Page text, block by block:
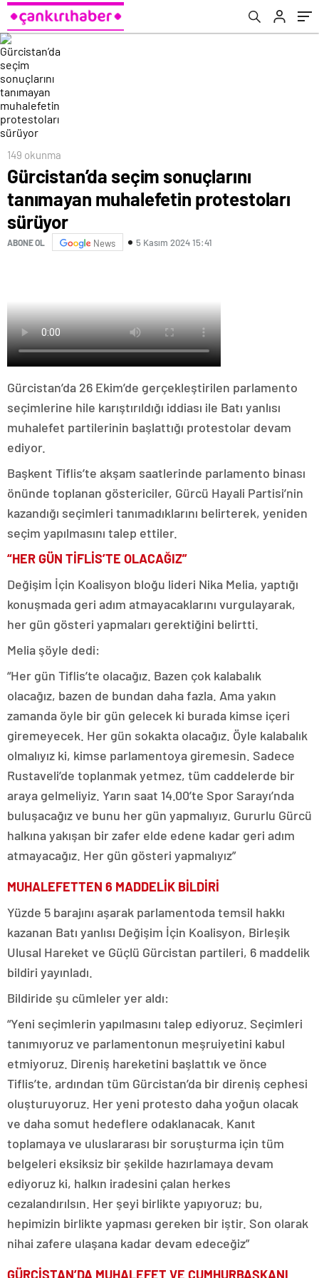
149 okunma
Gürcistan’da seçim sonuçlarını
tanımayan muhalefetin protestoları
sürüyor
ABONE OL News 5 Kasım 2024 15:41
Gürcistan’da 26 Ekim’de gerçekleştirilen parlamento
seçimlerine hile karıştırıldığı iddiası ile Batı yanlısı
muhalefet partilerinin başlattığı protestolar devam
ediyor.
Başkent Tiflis’te akşam saatlerinde parlamento binası
önünde toplanan göstericiler, Gürcü Hayali Partisi’nin
kazandığı seçimleri tanımadıklarını belirterek, yeniden
seçim yapılmasını talep ettiler.
“HER GÜN TİFLİS’TE OLACAĞIZ”
Değişim İçin Koalisyon bloğu lideri Nika Melia, yaptığı
konuşmada geri adım atmayacaklarını vurgulayarak,
her gün gösteri yapmaları gerektiğini belirtti.
Melia şöyle dedi:
“Her gün Tiflis’te olacağız. Bazen çok kalabalık
olacağız, bazen de bundan daha fazla. Ama yakın
zamanda öyle bir gün gelecek ki burada kimse içeri
giremeyecek. Her gün sokakta olacağız. Öyle kalabalık
olmalıyız ki, kimse parlamentoya giremesin. Sadece
Rustaveli’de toplanmak yetmez, tüm caddelerde bir
araya gelmeliyiz. Yarın saat 14.00’te Spor Sarayı’nda
buluşacağız ve bunu her gün yapmalıyız. Gururlu Gürcü
halkına yakışan bir zafer elde edene kadar geri adım
atmayacağız. Her gün gösteri yapmalıyız”
MUHALEFETTEN 6 MADDELİK BİLDİRİ
Yüzde 5 barajını aşarak parlamentoda temsil hakkı
kazanan Batı yanlısı Değişim İçin Koalisyon, Birleşik
Ulusal Hareket ve Güçlü Gürcistan partileri, 6 maddelik
bildiri yayınladı.
Bildiride şu cümleler yer aldı:
“Yeni seçimlerin yapılmasını talep ediyoruz. Seçimleri
tanımıyoruz ve parlamentonun meşruiyetini kabul
etmiyoruz. Direniş hareketini başlattık ve önce
Tiflis’te, ardından tüm Gürcistan’da bir direniş cephesi
oluşturuyoruz. Her yeni protesto daha yoğun olacak
ve daha somut hedeflere odaklanacak. Kanıt
toplamaya ve uluslararası bir soruşturma için tüm
belgeleri eksiksiz bir şekilde hazırlamaya devam
ediyoruz ki, halkın iradesini çalan herkes
cezalandırılsın. Her şeyi birlikte yapıyoruz; bu,
hepimizin birlikte yapması gereken bir iştir. Son olarak
nihai zafere ulaşana kadar devam edeceğiz”
GÜRCİSTAN’DA MUHALEFET VE CUMHURBAŞKANI